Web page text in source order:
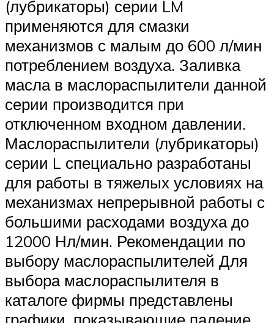
(лубрикаторы) серии LM
применяются для смазки
механизмов с малым до 600 л/мин
потреблением воздуха. Заливка
масла в маслораспылители данной
серии производится при
отключенном входном давлении.
Маслораспылители (лубрикаторы)
серии L специально разработаны
для работы в тяжелых условиях на
механизмах непрерывной работы с
большими расходами воздуха до
12000 Нл/мин. Рекомендации по
выбору маслораспылителей Для
выбора маслораспылителя в
каталоге фирмы представлены